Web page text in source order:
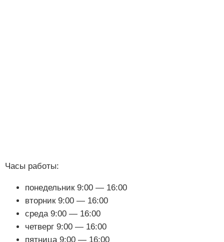
Часы работы:
понедельник 9:00 — 16:00
вторник 9:00 — 16:00
среда 9:00 — 16:00
четверг 9:00 — 16:00
пятница 9:00 — 16:00